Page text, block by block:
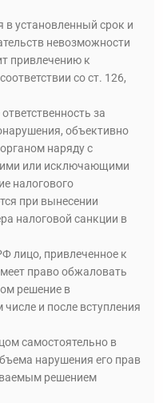
в установленный срок и
невозможности
привлечению к
со ст. 126,
за
объективно
наряду с
или исключающими
налогового
при вынесении
налоговой санкции в
лицо, привлеченное к
право обжаловать
решение в
и после вступления
самостоятельно в
нарушения его прав
решением